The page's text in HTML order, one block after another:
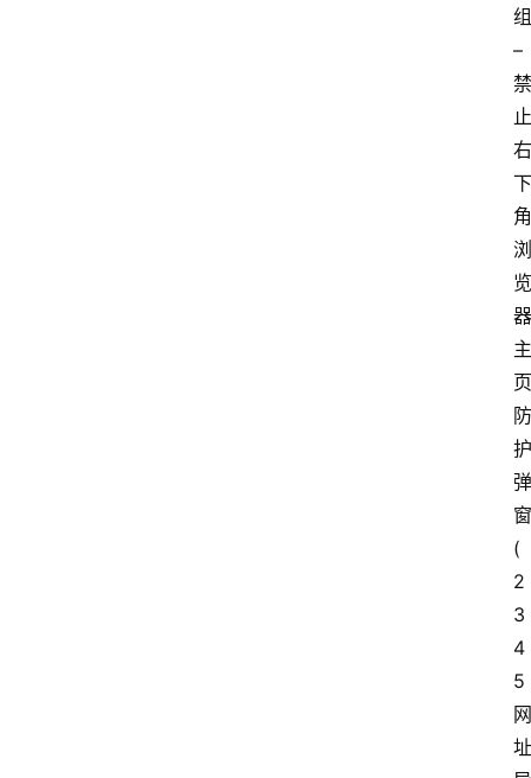
组
–
禁
止
右
下
角
浏
览
器
主
页
防
护
弹
窗
(
2
3
4
5
网
址